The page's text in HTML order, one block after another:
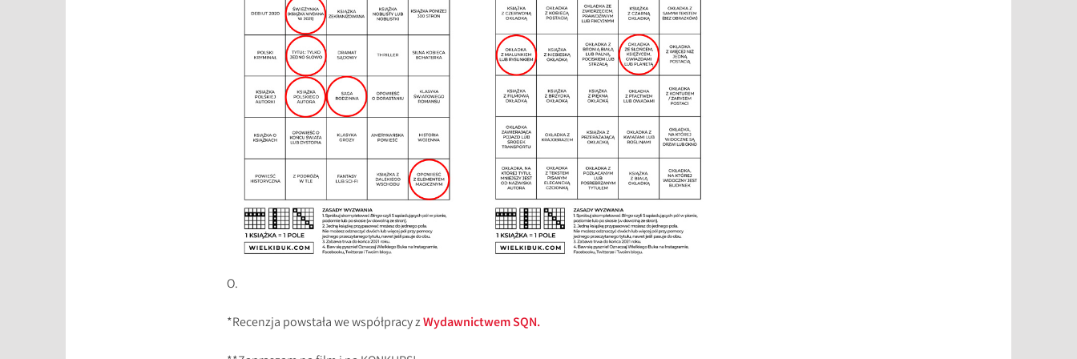
O.
*Recenzja powstała we współpracy zWydawnictwem SQN.